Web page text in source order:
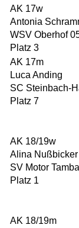
AK 17w
Antonia
WSV Oberhof
Platz 3
AK 17m
Luca Anding
SC Steinbach-
Platz 7
AK 18/19w
Alina Nußbicker
SV Motor
Platz 1
AK 18/19m